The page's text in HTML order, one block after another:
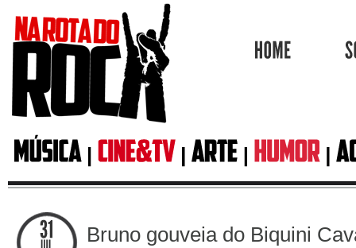
Bruno gouveia do Biquini